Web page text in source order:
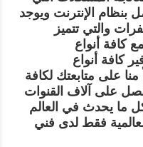
بنظام الإنترنت ويوجد
والتي تتميز
كافة أنواع
كافة أنواع
على متابعتك لكافة
على آلاف القنوات
ما يحدث في العالم
فقط لدى فني